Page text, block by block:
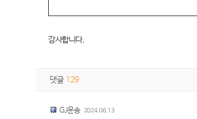
감사합니다.
댓글 129
GJ운송 2024.06.13